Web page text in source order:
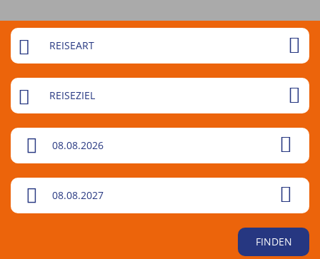
REISEART
REISEZIEL
08.08.2026
08.08.2027